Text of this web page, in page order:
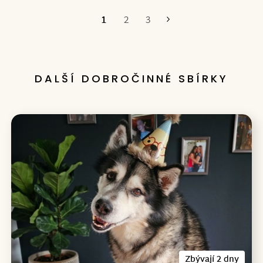
1 2 3
DALŠÍ DOBROČINNÉ SBÍRKY
Zbývají 2 dny